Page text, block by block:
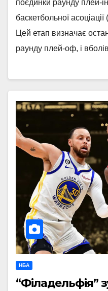
поєдинки раунду плей-
баскетбольної
Цей етап визначає
раунду плей-оф, і
НБА
“Філадельфія”